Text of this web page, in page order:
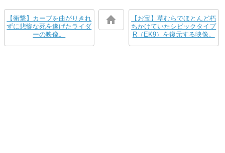
【衝撃】カーブを曲がりきれ
ずに悲惨な死を遂げたライダ
ーの映像。
【お宝】草むらでほとんど朽
ちかけていたシビックタイプ
R（EK9）を復元する映像。